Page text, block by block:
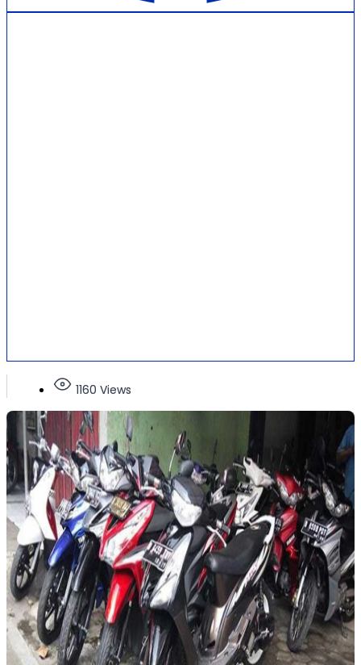
1160 Views